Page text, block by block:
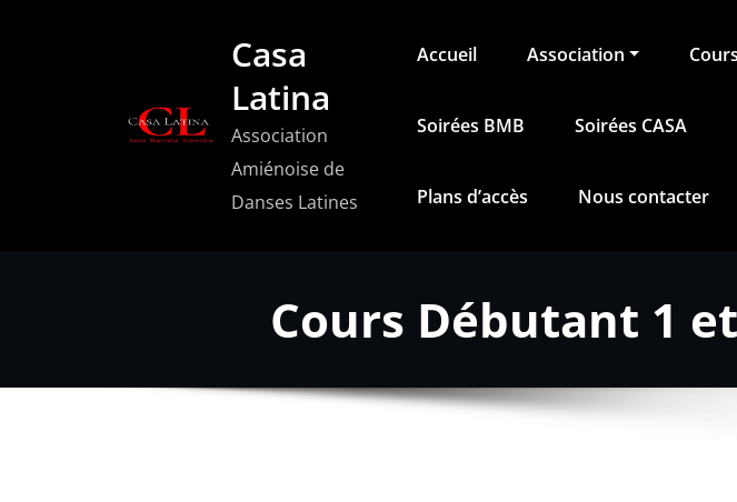
Casa
Latina
Association
Amiénoise de
Danses Latines
Accueil Association Cours
Soirées BMB Soirées CASA
Plans d’accès Nous contacter
Cours Débutant 1